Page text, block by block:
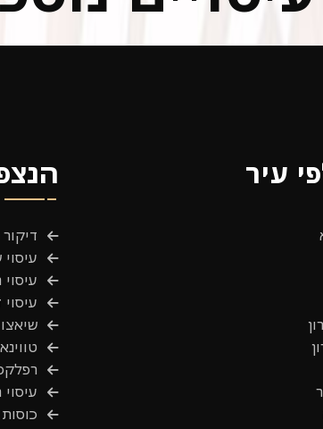
דיקור
עיסוי
עיסוי
שיאצו
טווינא
עיסוי
עיר